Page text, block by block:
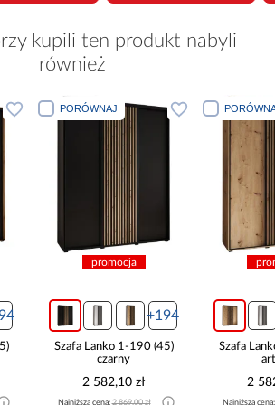
kupili ten produkt nabyli
również
PORÓWNAJ
promocja
+194
Szafa Lanko 1-190 (45)
czarny
2 582,10 zł
Najniższa cena:2 869,00 zł
Szafa
2
Najniższa